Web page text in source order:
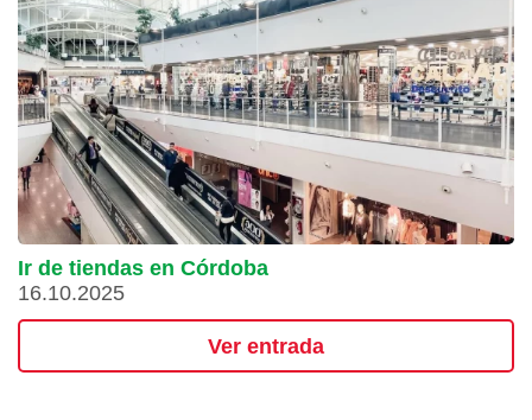
Ir de tiendas en Córdoba
16.10.2025
Ver entrada